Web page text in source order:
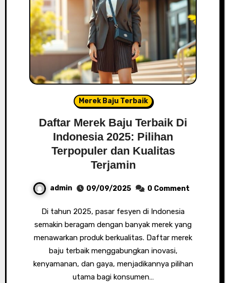
Merek Baju Terbaik
Daftar Merek Baju Terbaik Di
Indonesia 2025: Pilihan
Terpopuler dan Kualitas
Terjamin
admin 09/09/2025 0 Comment
Di tahun 2025, pasar fesyen di Indonesia
semakin beragam dengan banyak merek yang
menawarkan produk berkualitas. Daftar merek
baju terbaik menggabungkan inovasi,
kenyamanan, dan gaya, menjadikannya pilihan
utama bagi konsumen…